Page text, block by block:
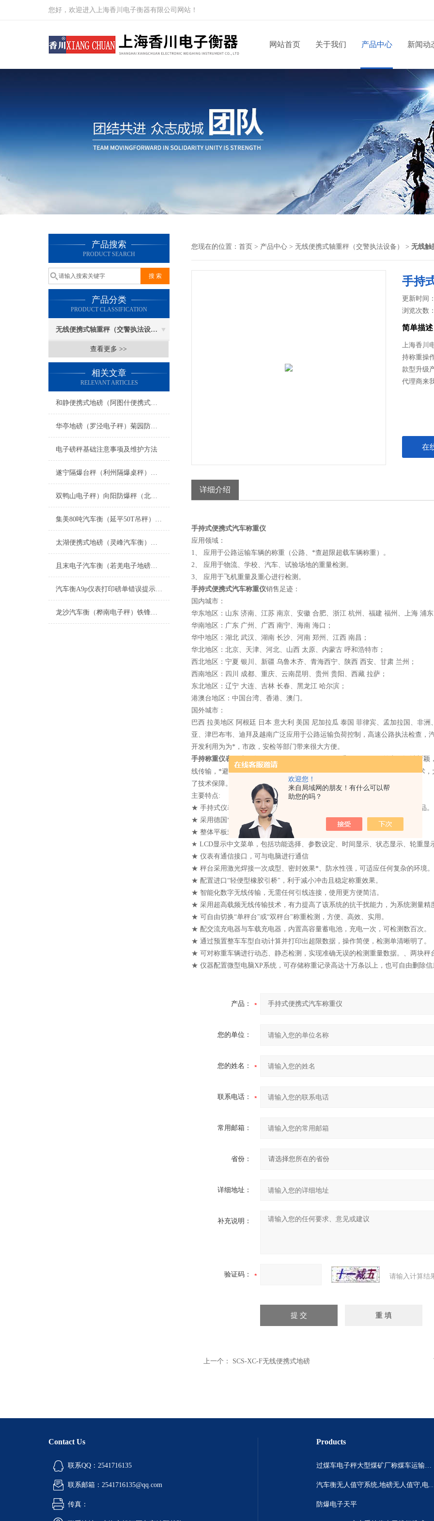
欢迎您！
来自局域网的朋友！有什么可以帮
助您的吗？
您好，欢迎进入上海香川电子衡器有限公司网站！
网站首页 关于我们 产品中心 新闻动
产品搜索
PRODUCT SEARCH
产品分类
PRODUCT CLASSIFICATION
无线便携式轴重秤（交警执法设备）
查看更多 >>
相关文章
RELEVANT ARTICLES
和静便携式地磅（阿图什便携式地磅）阜康便携式地磅）策勒便携式地磅维修
华亭地磅（罗泾电子秤）菊园防爆秤）月浦汽车衡维修
电子磅秤基础注意事项及维护方法
遂宁隔爆台秤（利州隔爆桌秤）昭化隔爆磅秤（朝天隔爆天平维修
双鸭山电子秤）向阳防爆秤（北林称重模块）金沙电子秤（勃利防爆秤维修
集美80吨汽车衡（延平50T吊秤）涵江轨道称）武夷山120吨地磅维修
太湖便携式地磅（灵峰汽车衡）孝丰防爆秤（昌硕地磅）安吉便携式汽车衡维修
且末电子汽车衡（若羌电子地磅）尉犁无人值守汽车衡维修
汽车衡A9p仪表打印磅单错误提示解决方案
龙沙汽车衡（桦南电子秤）铁锋防爆秤）佳木斯地磅维修
您现在的位置： 首页 > 产品中心 > 无线便携式轴重秤（交警执法设备） > 无线触
手持
更新时间
浏览次数
简单描述
上海香川
持称重操
款型升级
代理商来
在
详细介绍
手持式便携式汽车称重仪
应用领域：
1、 应用于公路运输车辆的称重（公路、*查超限超载车辆称重）。
2、 应用于物流、学校、汽车、试验场地的重量检测。
3、 应用于飞机重量及重心进行检测。
手持式便携式汽车称重仪销售足迹：
国内城市：
华东地区：山东 济南、江苏 南京、安徽 合肥、浙江 杭州、福建 福州、上海 浦东
华南地区：广东 广州、广西 南宁、海南 海口；
华中地区：湖北 武汉、湖南 长沙、河南 郑州、江西 南昌；
华北地区：北京、天津、河北、山西 太原、内蒙古 呼和浩特市；
西北地区：宁夏 银川、新疆 乌鲁木齐、青海西宁、陕西 西安、甘肃 兰州；
西南地区：四川 成都、重庆、云南昆明、贵州 贵阳、西藏 拉萨；
东北地区：辽宁 大连、吉林 长春、黑龙江 哈尔滨；
港澳台地区：中国台湾、香港、澳门。
国外城市：
巴西 拉美地区 阿根廷 日本 意大利 美国 尼加拉瓜 泰国 菲律宾、孟加拉国、非
亚、津巴布韦、迪拜及越南广泛应用于公路运输负荷控制，高速公路执法检查，
开发利用为为*，市政，安检等部门带来很大方便。
手持称重仪表
尺寸只有：80 mm×220 mm×49mm，重量仅765g 目前中国设计新
线传输，*避免引线被压断现象，客户使用更加方便。超高载频的无线传输技术
了技术保障。(中国*)
主要特点:
★ 手持式仪表仅只有765克重（轻便、zui小巧的操作仪表），目前*zui稳定产品。
★ 采用德国*高精度传感器，能持续多年维持高精度运作，稳定性更强。
★ 整体平板式设计，质量更好，重量轻，精度稳定，便于携带（引新技术）。
★ LCD显示中文菜单，包括功能选择、参数设定、时间显示、状态显示、轮重显
★ 仪表有通信接口，可与电脑进行通信
★ 秤台采用激光焊接一次成型、密封效果*、防水性强，可适应任何复杂的环境。
★ 配置进口“轻便型橡胶引桥"，利于减小冲击且稳定称重效果。
★ 智能化数字无线传输，无需任何引线连接，使用更方便简洁。
★ 采用超高载频无线传输技术，有力提高了该系统的抗干扰能力，为系统测量精
★ 可自由切换“单秤台"或“双秤台"称重检测，方便、高效、实用。
★ 配交流充电器与车载充电器，内置高容量蓄电池，充电一次，可检测数百次。
★ 通过预置整车车型自动计算并打印出超限数据，操作简便，检测单清晰明了。
★ 可对称重车辆进行动态、静态检测，实现准确无误的检测重量数据。、两块秤
★ 仪器配置微型电脑XP系统，可存储称重记录高达十万条以上，也可自由删除信
产品：
您的单位：
您的姓名：
联系电话：
常用邮箱：
省份：
详细地址：
补充说明：
验证码： 请输入计算结
上一个： SCS-XC-F无线便携式地磅
Contact Us
联系QQ：2541716135
联系邮箱：2541716135@qq.com
传真：
Products
过煤车电子秤大型煤矿厂称煤车运输过120吨汽车过磅称~山西晋城市150吨卡车过磅称.内蒙古重型100吨货车过磅称
汽车衡无人值守系统,地磅无人值守,电子地
防爆电子天平